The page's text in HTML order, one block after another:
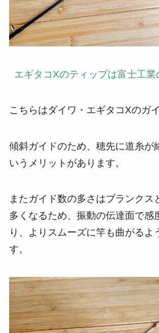
エギタコXのティップは富士工業
こちらはダイワ・エギタコXのガイ
傾斜ガイドのため、穂先に道糸が
いうメリットがあります。
またガイド数の多さはブランクス
多くなるため、振動の伝達面で感
り、よりスムーズに竿も曲がるよ
す。